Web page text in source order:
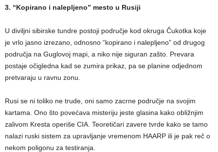
3. “Kopirano i nalepljeno” mesto u Rusiji
U diviljni sibirske tundre postoji područje kod okruga Čukotka koje
je vrlo jasno izrezano, odnosno “kopirano i nalepljeno” od drugog
područja na Guglovoj mapi, a niko nije siguran zašto. Prevara
postaje očigledna kad se zumira prikaz, pa se planine odjednom
pretvaraju u ravnu zonu.
Rusi se ni toliko ne trude, oni samo zacrne područje na svojim
kartama. Ono što povećava misteriju jeste glasina kako obližnjim
zalivom Kresta operiše CIA. Teoretičari zavere tvrde kako se tamo
nalazi ruski sistem za upravljanje vremenom HAARP ili je pak reč o
nekom poligonu za testiranja.